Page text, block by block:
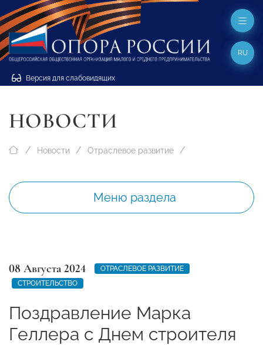
Версия для слабовидящих
RU
НОВОСТИ
Новости Отраслевое развитие
Меню раздела
08 Августа 2024
ОТРАСЛЕВОЕ РАЗВИТИЕ
СТРОИТЕЛЬСТВО
Поздравление Марка
Геллера с Днем строителя